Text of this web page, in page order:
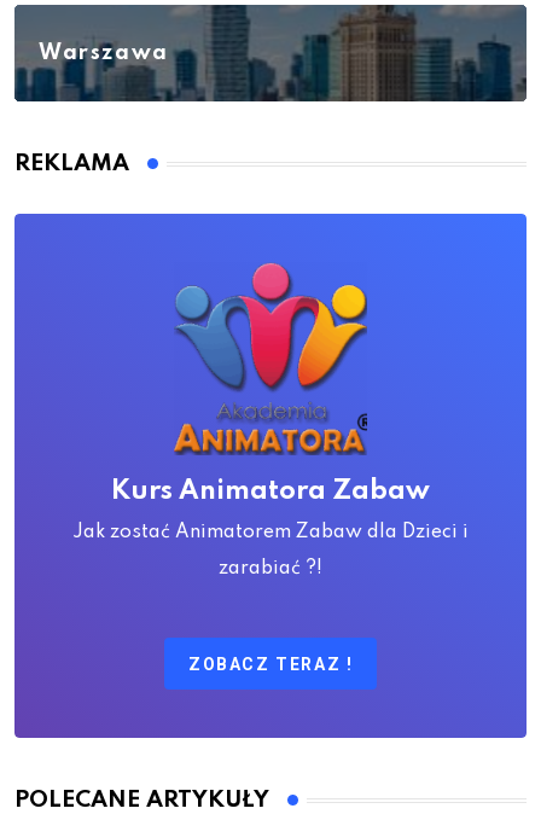
Warszawa
REKLAMA
Kurs Animatora Zabaw
Jak zostać Animatorem Zabaw dla Dzieci i
zarabiać ?!
ZOBACZ TERAZ !
POLECANE ARTYKUŁY